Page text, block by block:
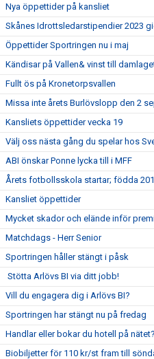
Nya öppettider på kansliet
Skånes Idrottsledarstipendier 2023
Öppettider Sportringen nu i maj
Kändisar på Vallen& vinst till
Fullt ös på Kronetorpsvallen
Missa inte årets Burlövslopp den 2
Kansliets öppettider vecka 19
Välj oss nästa gång du spelar hos
ABI önskar Ponne lycka till i MFF
Årets fotbollsskola startar; födda
Kansliet öppettider
Mycket skador och elände inför
Matchdags - Herr Senior
Sportringen håller stängt i påsk
Stötta Arlövs BI via ditt jobb!
Vill du engagera dig i Arlövs BI?
Sportringen har stängt nu på fredag
Handlar eller bokar du hotell på nätet?
Biobiljetter för 110 kr/st fram till